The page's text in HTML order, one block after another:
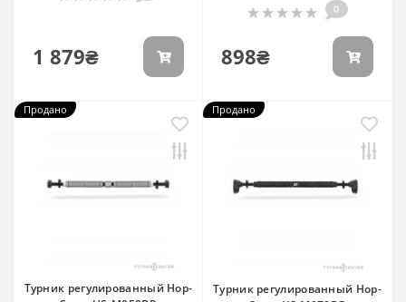
1 879₴
0
898₴
Продано
Турник регулированный Hop-
Продано
Турник регулированный Hop-